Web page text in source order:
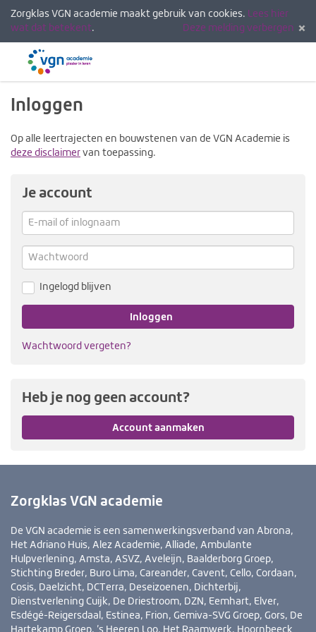
Zorgklas VGN academie maakt gebruik van cookies. Lees hier
wat dat betekent. Deze melding verbergen
Menu
Inloggen
Op alle leertrajecten en bouwstenen van de VGN Academie is
deze disclaimer van toepassing.
Je account
E-
mail
of
inlognaam
Wachtwoord
Ingelogd blijven
Inloggen
Wachtwoord vergeten?
Heb je nog geen account?
Account aanmaken
Zorgklas VGN academie
De VGN academie is een samenwerkingsverband van Abrona,
Het Adriano Huis, Alez Academie, Alliade, Ambulante
Hulpverlening, Amsta, ASVZ, Aveleijn, Baalderborg Groep,
Stichting Breder, Buro Lima, Careander, Cavent, Cello, Cordaan,
Cosis, Daelzicht, DCTerra, Deseizoenen, Dichterbij,
Dienstverlening Cuijk, De Driestroom, DZN, Eemhart, Elver,
Esdégé-Reigersdaal, Estinea, Frion, Gemiva-SVG Groep, Gors, De
Hartekamp Groep, ’s Heeren Loo, Het Raamwerk, Hoornbeeck